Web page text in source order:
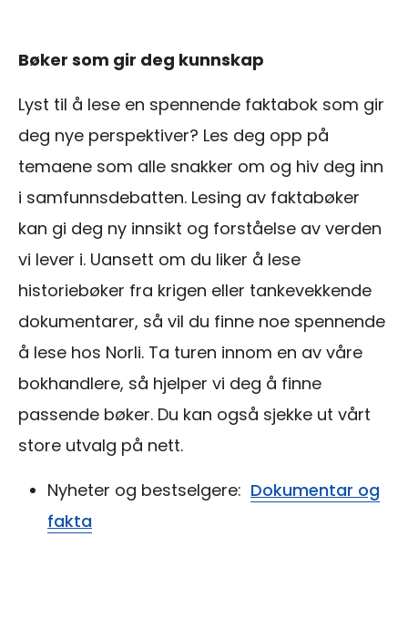
Bøker som gir deg kunnskap
Lyst til å lese en spennende faktabok som gir
deg nye perspektiver? Les deg opp på
temaene som alle snakker om og hiv deg inn
i samfunnsdebatten. Lesing av faktabøker
kan gi deg ny innsikt og forståelse av verden
vi lever i. Uansett om du liker å lese
historiebøker fra krigen eller tankevekkende
dokumentarer, så vil du finne noe spennende
å lese hos Norli. Ta turen innom en av våre
bokhandlere, så hjelper vi deg å finne
passende bøker. Du kan også sjekke ut vårt
store utvalg på nett.
Nyheter og bestselgere: Dokumentar og
fakta